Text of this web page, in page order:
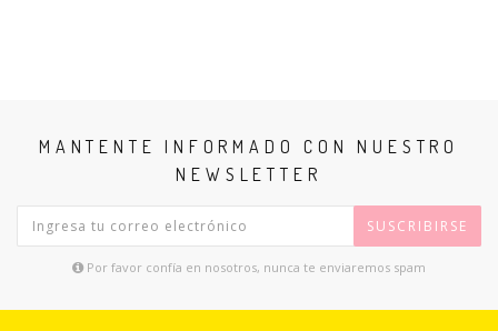
MANTENTE INFORMADO CON NUESTRO
NEWSLETTER
SUSCRIBIRSE
Por favor confía en nosotros, nunca te enviaremos spam